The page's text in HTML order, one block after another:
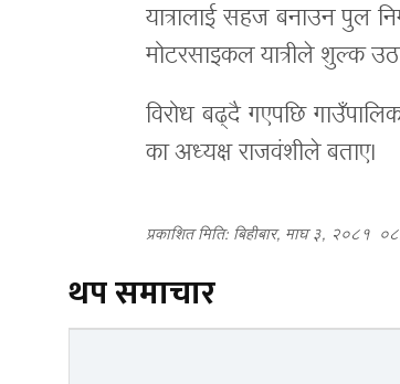
यात्रालाई सहज बनाउन पुल
मोटरसाइकल यात्रीले शुल्क
विरोध बढ्दै गएपछि
का अध्यक्ष राजवंशीले बताए।
प्रकाशित मिति: बिहीबार, माघ ३, २०८१
थप समाचार